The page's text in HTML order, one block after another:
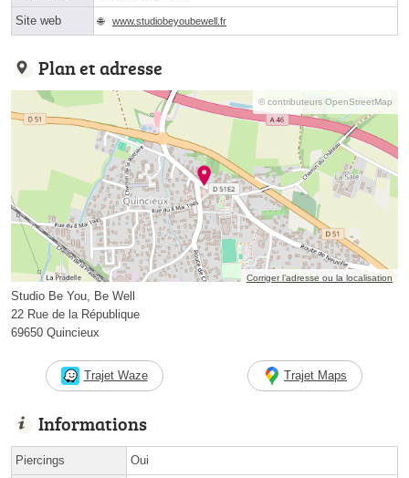
Site web www.studiobeyoubewell.fr
Plan et adresse
© contributeurs OpenStreetMap
Corriger l’adresse ou la localisation
Studio Be You, Be Well
22 Rue de la République
69650 Quincieux
Trajet Waze Trajet Maps
Informations
Piercings Oui